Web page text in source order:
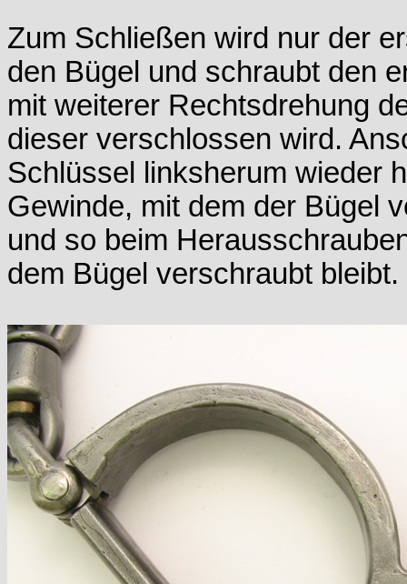
Zum Schließen wird nur der
den Bügel und schraubt den
mit weiterer Rechtsdrehung
dieser verschlossen wird.
Schlüssel linksherum wieder
Gewinde, mit dem der Bügel
und so beim
dem Bügel verschraubt bleibt.